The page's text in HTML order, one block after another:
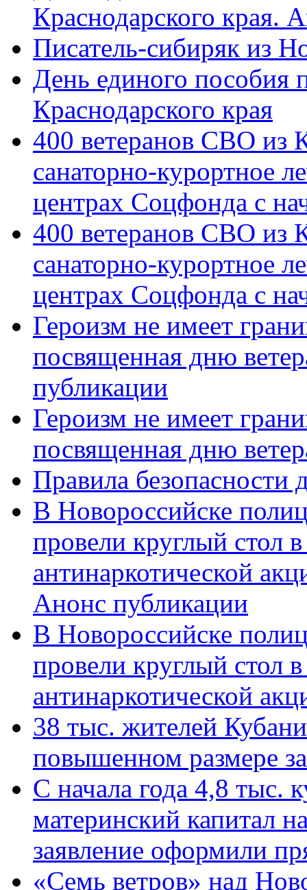
Краснодарского края.
Писатель-сибиряк из
День единого пособия
Краснодарского края
400 ветеранов СВО из
санаторно-курортное
центрах Соцфонда с
400 ветеранов СВО из
санаторно-курортное
центрах Соцфонда с
Героизм не имеет
посвященная дню
публикации
Героизм не имеет
посвященная дню
Правила безопасности
В Новороссийске
провели круглый стол
антинаркотической
Анонс публикации
В Новороссийске
провели круглый стол
антинаркотической
38 тыс. жителей
повышенном размере
С начала года 4,8 тыс.
материнский капитал
заявление оформили
«Семь ветров» над